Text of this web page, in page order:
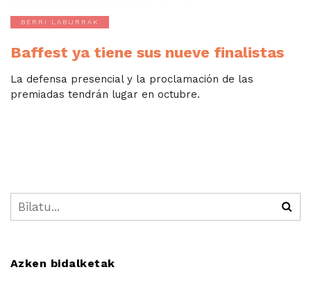
BERRI LABURRAK
Baffest ya tiene sus nueve finalistas
La defensa presencial y la proclamación de las
premiadas tendrán lugar en octubre.
Azken bidalketak